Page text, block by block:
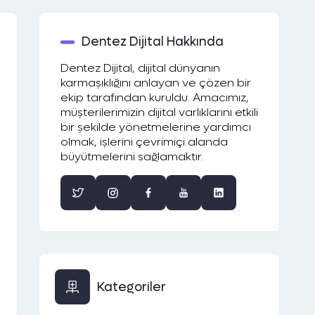
Dentez Dijital Hakkında
Dentez Dijital, dijital dünyanın
karmaşıklığını anlayan ve çözen bir
ekip tarafından kuruldu. Amacımız,
müşterilerimizin dijital varlıklarını etkili
bir şekilde yönetmelerine yardımcı
olmak, işlerini çevrimiçi alanda
büyütmelerini sağlamaktır.
Kategoriler